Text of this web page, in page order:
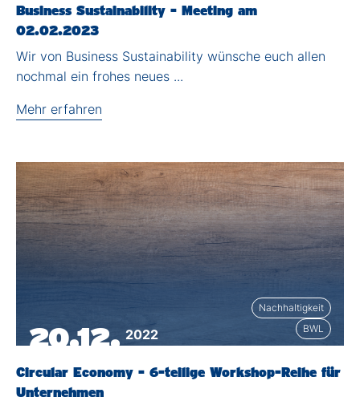
Business Sustainability - Meeting am
02.02.2023
Wir von Business Sustainability wünsche euch allen
nochmal ein frohes neues ...
Mehr erfahren
20.12. 2022
Nachhaltigkeit
BWL
Circular Economy - 6-teilige Workshop-Reihe für
Unternehmen